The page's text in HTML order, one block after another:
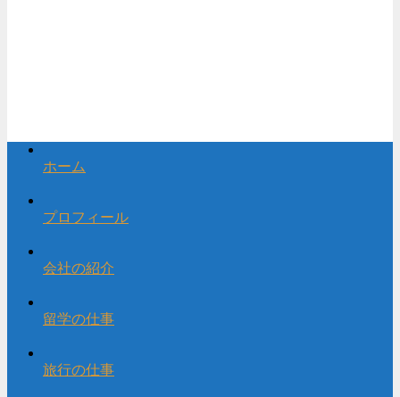
ホーム
プロフィール
会社の紹介
留学の仕事
旅行の仕事